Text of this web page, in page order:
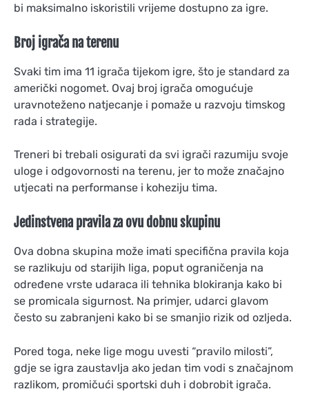
bi maksimalno iskoristili vrijeme dostupno za igre.
Broj igrača na terenu
Svaki tim ima 11 igrača tijekom igre, što je standard za
američki nogomet. Ovaj broj igrača omogućuje
uravnoteženo natjecanje i pomaže u razvoju timskog
rada i strategije.
Treneri bi trebali osigurati da svi igrači razumiju svoje
uloge i odgovornosti na terenu, jer to može značajno
utjecati na performanse i koheziju tima.
Jedinstvena pravila za ovu dobnu skupinu
Ova dobna skupina može imati specifična pravila koja
se razlikuju od starijih liga, poput ograničenja na
određene vrste udaraca ili tehnika blokiranja kako bi
se promicala sigurnost. Na primjer, udarci glavom
često su zabranjeni kako bi se smanjio rizik od ozljeda.
Pored toga, neke lige mogu uvesti “pravilo milosti”,
gdje se igra zaustavlja ako jedan tim vodi s značajnom
razlikom, promičući sportski duh i dobrobit igrača.